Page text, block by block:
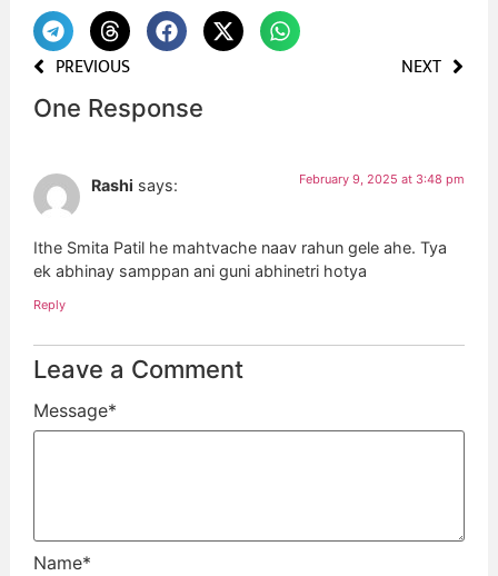
PREVIOUS NEXT
One Response
Rashi says: February 9, 2025 at 3:48 pm
Ithe Smita Patil he mahtvache naav rahun gele ahe. Tya
ek abhinay samppan ani guni abhinetri hotya
Reply
Leave a Comment
Message*
Name*